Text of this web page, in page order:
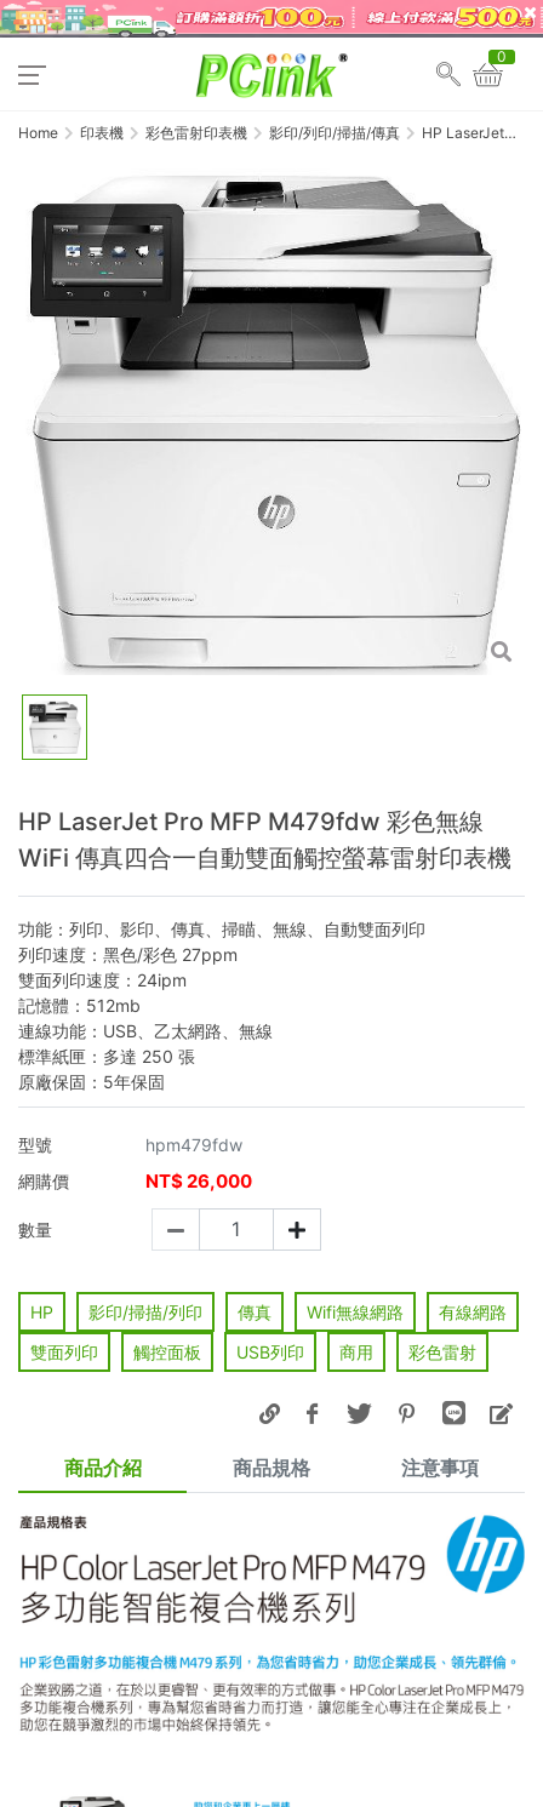
0
Home 印表機 彩色雷射印表機 影印/列印/掃描/傳真
HP LaserJet
線 WiFi 傳真四合一
自動雙面觸控螢幕
雷射印表機
HP LaserJet Pro MFP M479fdw 彩色無線
WiFi 傳真四合一自動雙面觸控螢幕雷射印表機
功能：列印、影印、傳真、掃瞄、無線、自動雙面列印
列印速度：黑色/彩色 27ppm
雙面列印速度：24ipm
記憶體：512mb
連線功能：USB、乙太網路、無線
標準紙匣：多達 250 張
原廠保固：5年保固
型號
hpm479fdw
網購價
NT$ 26,000
數量
HP 影印/掃描/列印 傳真 Wifi無線網路
有線網路
雙面列印
觸控面板 USB列印 商用 彩色雷射
商品介紹 商品規格 注意事項